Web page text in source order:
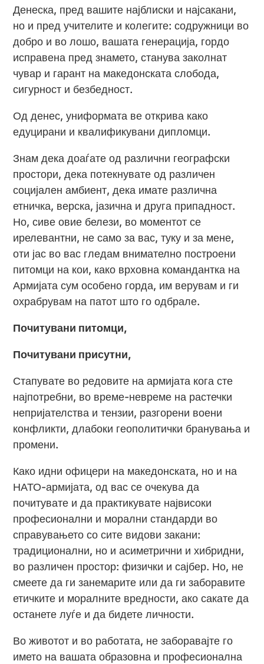
Денеска, пред вашите најблиски и најсакани,
но и пред учителите и колегите: содружници во
добро и во лошо, вашата генерација, гордо
исправена пред знамето, станува заколнат
чувар и гарант на македонската слобода,
сигурност и безбедност.
Од денес, униформата ве открива како
едуцирани и квалификувани дипломци.
Знам дека доаѓате од различни географски
простори, дека потекнувате од различен
социјален амбиент, дека имате различна
етничка, верска, јазична и друга припадност.
Но, сиве овие белези, во моментот се
ирелевантни, не само за вас, туку и за мене,
оти јас во вас гледам внимателно построени
питомци на кои, како врховна командантка на
Армијата сум особено горда, им верувам и ги
охрабрувам на патот што го одбрале.
Почитувани питомци,
Почитувани присутни,
Стапувате во редовите на армијата кога сте
најпотребни, во време-невреме на растечки
непријателства и тензии, разгорени воени
конфликти, длабоки геополитички бранувања и
промени.
Како идни офицери на македонската, но и на
НАТО-армијата, од вас се очекува да
почитувате и да практикувате највисоки
професионални и морални стандарди во
справувањето со сите видови закани:
традиционални, но и асиметрични и хибридни,
во различен простор: физички и сајбер. Но, не
смеете да ги занемарите или да ги заборавите
етичките и моралните вредности, ако сакате да
останете луѓе и да бидете личности.
Во животот и во работата, не заборавајте го
името на вашата образовна и професионална